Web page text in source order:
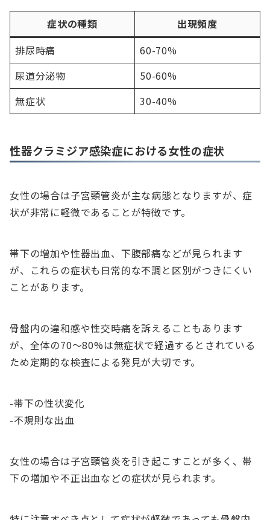
症状の種類
出現頻度
排尿時痛
60-70%
尿道分泌物
50-60%
無症状
30-40%
性器クラミジア感染症における女性の症状
女性の場合は子宮頸管炎が主な病態となりますが、症
状が非常に軽微であることが特徴です。
帯下の増加や性器出血、下腹部痛などが見られます
が、これらの症状も日常的な不調と区別がつきにくい
ことがあります。
骨盤内の違和感や性交時痛を訴えることもあります
が、全体の70〜80%は無症状で経過するとされている
ため定期的な検査による発見が大切です。
-帯下の性状変化
-不規則な出血
女性の場合は子宮頸管炎を引き起こすことが多く、帯
下の増加や不正出血などの症状が見られます。